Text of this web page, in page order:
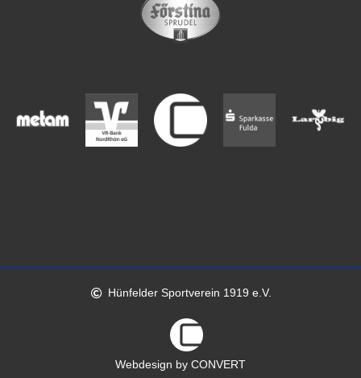
Hünfelder Sportverein 1919 e.V.
Webdesign by CONVERT